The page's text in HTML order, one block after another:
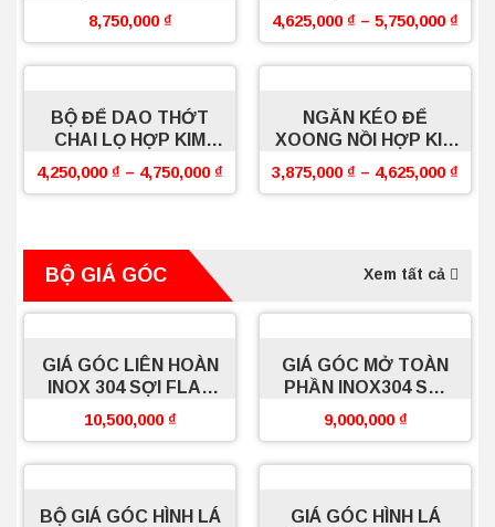
BOSSEU
8,750,000 ₫
BOSSEU
4,625,000 ₫ – 5,750,000 ₫
BỘ ĐỂ DAO THỚT
CHAI LỌ HỢP KIM
NHÔM BOSSEU
4,250,000 ₫ – 4,750,000 ₫
NGĂN KÉO ĐỂ
XOONG NỒI HỢP KIM
NHÔM BOSSEU
3,875,000 ₫ – 4,625,000 ₫
BỘ GIÁ GÓC Xem tất cả
GIÁ GÓC LIÊN HOÀN
INOX 304 SỢI FLAT
10,500,000 ₫
GIÁ GÓC MỞ TOÀN
PHẦN INOX304 SỢI
FLAT BOSSEU
9,000,000 ₫
BỘ GIÁ GÓC HÌNH LÁ
GIÁ GÓC HÌNH LÁ